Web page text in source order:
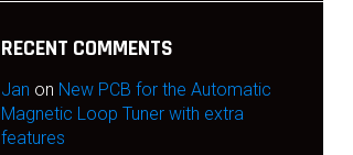
RECENT COMMENTS
Jan on New PCB for the Automatic
Magnetic Loop Tuner with extra
features